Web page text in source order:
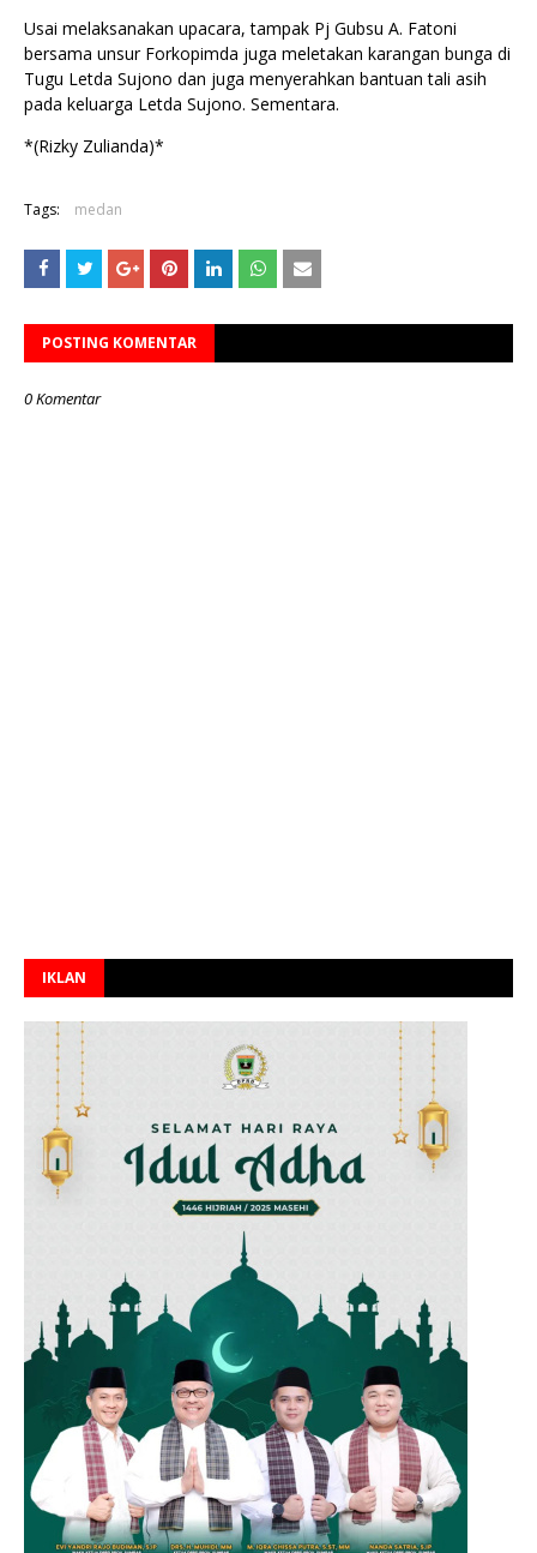
Usai melaksanakan upacara, tampak Pj Gubsu A. Fatoni
bersama unsur Forkopimda juga meletakan karangan bunga di
Tugu Letda Sujono dan juga menyerahkan bantuan tali asih
pada keluarga Letda Sujono. Sementara.
*(Rizky Zulianda)*
Tags: medan
POSTING KOMENTAR
0 Komentar
IKLAN